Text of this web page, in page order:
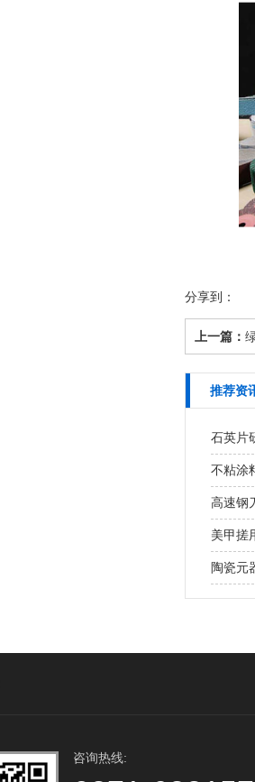
分享到：
上一篇：
推荐资
石英片
不粘涂
高速钢
美甲搓
陶瓷元
咨询热线: